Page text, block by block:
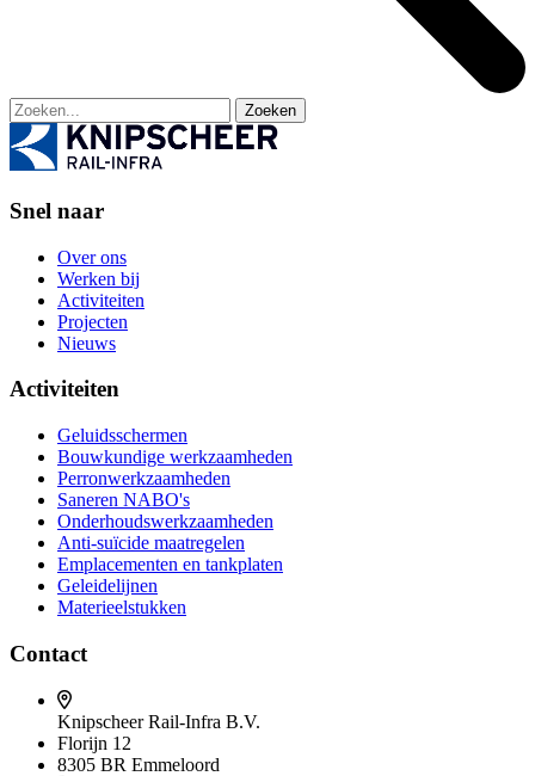
Zoeken
Snel naar
Over ons
Werken bij
Activiteiten
Projecten
Nieuws
Activiteiten
Geluidsschermen
Bouwkundige werkzaamheden
Perronwerkzaamheden
Saneren NABO's
Onderhoudswerkzaamheden
Anti-suïcide maatregelen
Emplacementen en tankplaten
Geleidelijnen
Materieelstukken
Contact
Knipscheer Rail-Infra B.V.
Florijn 12
8305 BR Emmeloord